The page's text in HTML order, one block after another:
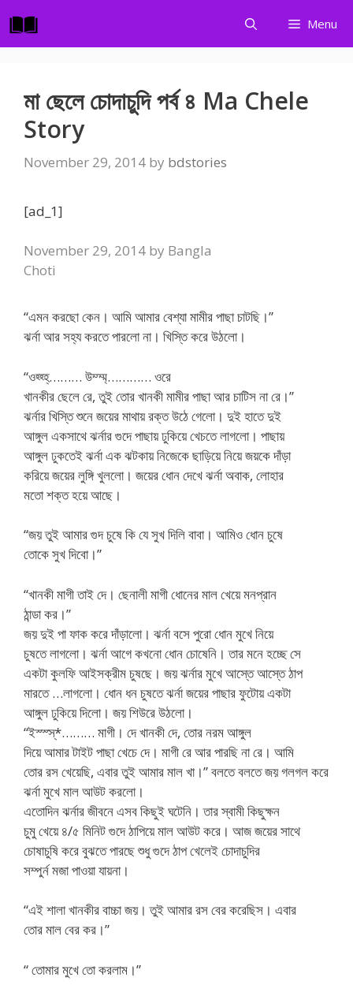
to
content
Menu
মা ছেলে চোদাচুদি পর্ব ৪ Ma Chele
Story
November 29, 2014 by bdstories
[ad_1]
November 29, 2014 by Bangla
Choti
“এমন করছো কেন। আমি আমার বেশ্যা মামীর পাছা চাটছি।”
ঝর্না আর সহ্য করতে পারলো না। খিস্তি করে উঠলো।
“ওহ্হ্হ্……… উম্ম্ম্………… ওরে
খানকীর ছেলে রে, তুই তোর খানকী মামীর পাছা আর চাটিস না রে।”
ঝর্নার খিস্তি শুনে জয়ের মাথায় রক্ত উঠে গেলো। দুই হাতে দুই
আঙ্গুল একসাথে ঝর্নার গুদে পাছায় ঢুকিয়ে খেচতে লাগলো। পাছায়
আঙ্গুল ঢুকতেই ঝর্না এক ঝটকায় নিজেকে ছাড়িয়ে নিয়ে জয়কে দাঁড়া
করিয়ে জয়ের লুঙ্গি খুললো। জয়ের ধোন দেখে ঝর্না অবাক, লোহার
মতো শক্ত হয়ে আছে।
“জয় তুই আমার গুদ চুষে কি যে সুখ দিলি বাবা। আমিও ধোন চুষে
তোকে সুখ দিবো।”
“খানকী মাগী তাই দে। ছেনালী মাগী ধোনের মাল খেয়ে মনপ্রান
ঠান্ডা কর।”
জয় দুই পা ফাক করে দাঁড়ালো। ঝর্না বসে পুরো ধোন মুখে নিয়ে
চুষতে লাগলো। ঝর্না আগে কখনো ধোন চোষেনি। তার মনে হচ্ছে সে
একটা কুলফি আইসক্রীম চুষছে। জয় ঝর্নার মুখে আস্তে আস্তে ঠাপ
মারতে …লাগলো। ধোন ধন চুষতে ঝর্না জয়ের পাছার ফুটোয় একটা
আঙ্গুল ঢুকিয়ে দিলো। জয় শিউরে উঠলো।
“ইস্স্স্*……… মাগী। দে খানকী দে, তোর নরম আঙ্গুল
দিয়ে আমার টাইট পাছা খেচে দে। মাগী রে আর পারছি না রে। আমি
তোর রস খেয়েছি, এবার তুই আমার মাল খা।” বলতে বলতে জয় গলগল করে
ঝর্না মুখে মাল আউট করলো।
এতোদিন ঝর্নার জীবনে এসব কিছুই ঘটেনি। তার স্বামী কিছুক্ষন
চুমু খেয়ে ৪/৫ মিনিট গুদে ঠাপিয়ে মাল আউট করে। আজ জয়ের সাথে
চোষাচুষি করে বুঝতে পারছে শুধু গুদে ঠাপ খেলেই চোদাচুদির
সম্পুর্ন মজা পাওয়া যায়না।
“এই শালা খানকীর বাচ্চা জয়। তুই আমার রস বের করেছিস। এবার
তোর মাল বের কর।”
“ তোমার মুখে তো করলাম।”